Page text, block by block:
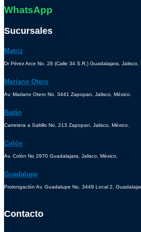
WhatsApp
Sucursales
Matríz
Dr Pérez Arce No. 28 (Calle 34 S.R.) Guadalajara, Jalisco,
Mariano Otero
Av. Mariano Otero No. 3441 Zapopan, Jalisco, México.
Batán
Carretera a Saltillo No. 213 Zapopan, Jalisco, México.
Colón
Av. Colón No 2970 Guadalajara, Jalisco, México.
Guadalupe
Prolongación Av. Guadalupe No. 3449 Local 2,
Contacto